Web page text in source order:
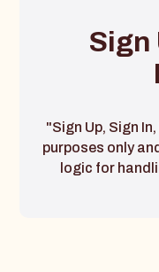
Sign
"Sign Up, Sign
purposes only
logic for